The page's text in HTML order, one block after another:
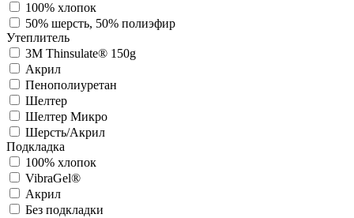
100% хлопок
50% шерсть, 50% полиэфир
Утеплитель
3M Thinsulate® 150g
Акрил
Пенополиуретан
Шелтер
Шелтер Микро
Шерсть/Акрил
Подкладка
100% хлопок
VibraGel®
Акрил
Без подкладки